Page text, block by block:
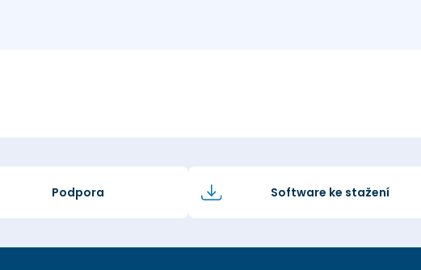
Podpora Software ke stažení